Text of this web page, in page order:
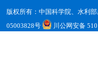
版权所有：中国科学院、水利
05003828号
川公网安备